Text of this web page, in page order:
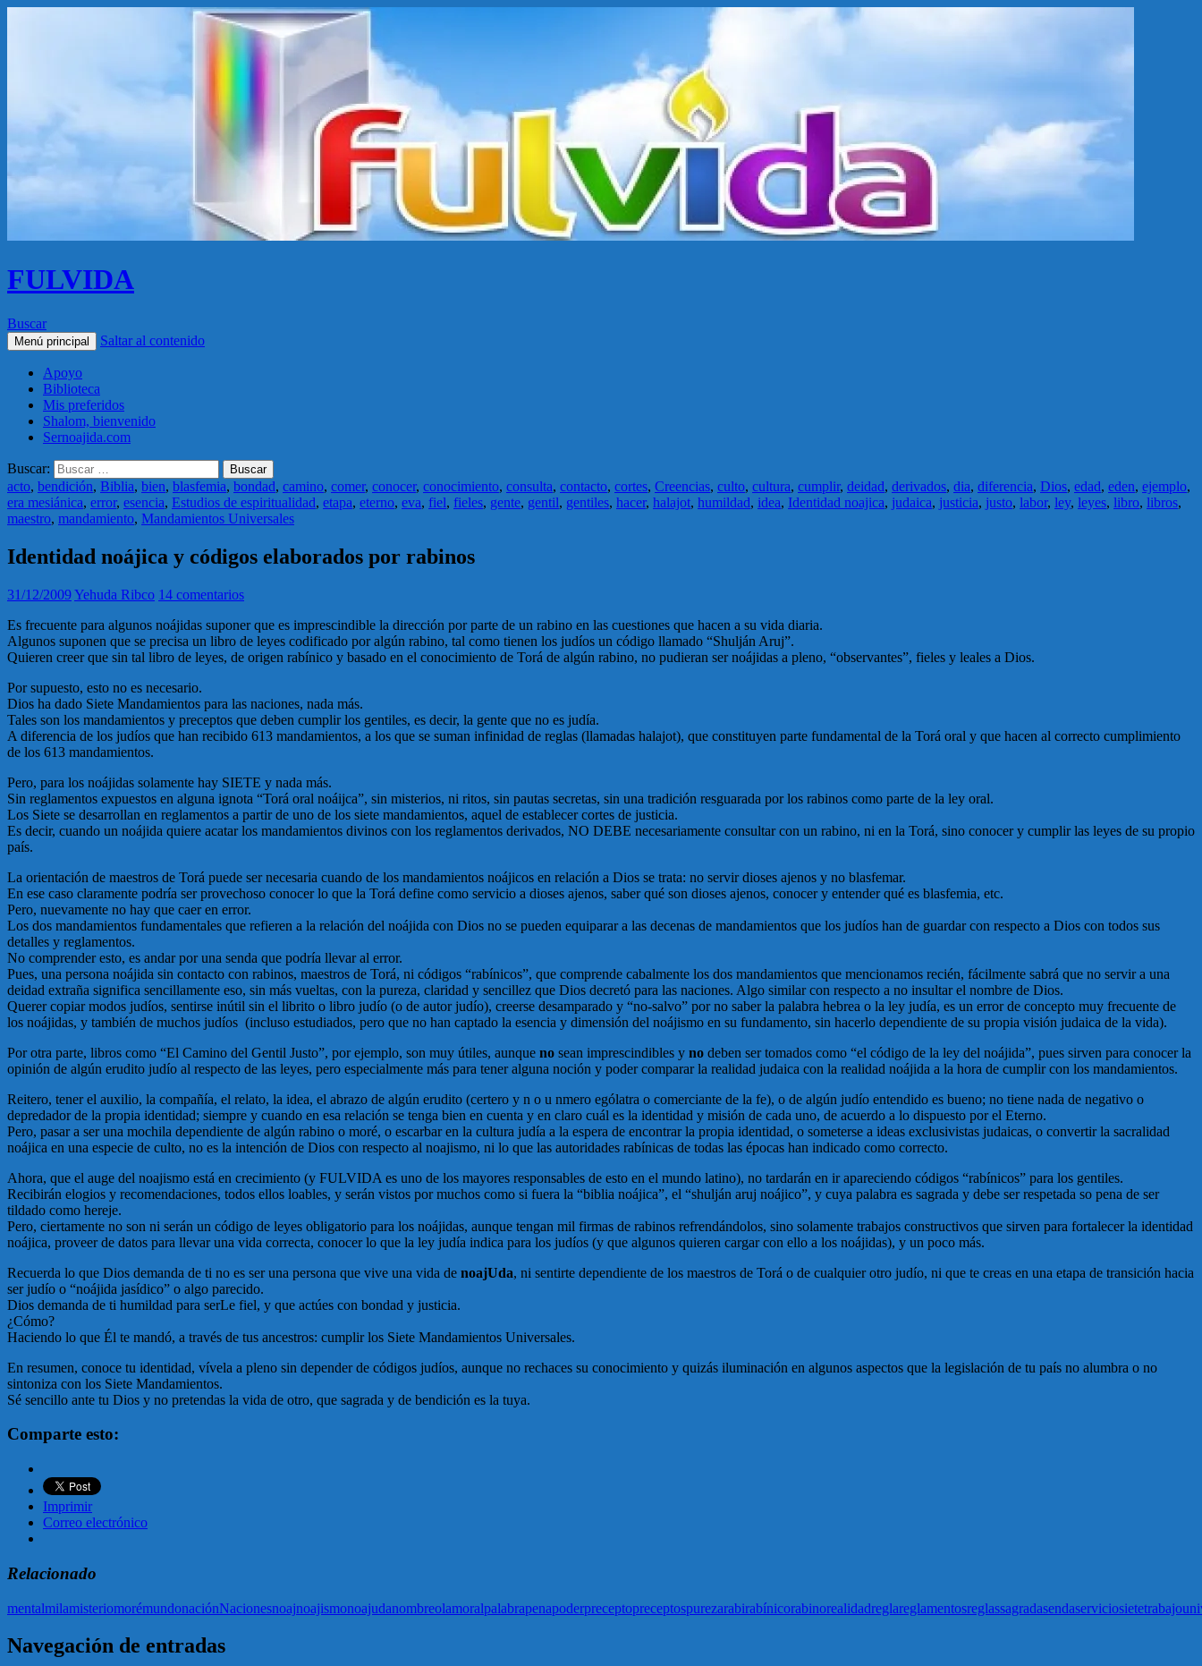
FULVIDA
Buscar
Menú principal Saltar al contenido
Apoyo
Biblioteca
Mis preferidos
Shalom, bienvenido
Sernoajida.com
Buscar:
acto, bendición, Biblia, bien, blasfemia, bondad, camino, comer, conocer, conocimiento, consulta, contacto, cortes, Creencias, culto, cultura, cumplir, deidad, derivados, dia, diferencia, Dios, edad, eden, ejemplo,
era mesiánica, error, esencia, Estudios de espiritualidad, etapa, eterno, eva, fiel, fieles, gente, gentil, gentiles, hacer, halajot, humildad, idea, Identidad noajica, judaica, justicia, justo, labor, ley, leyes, libro, libros,
maestro, mandamiento, Mandamientos Universales
Identidad noájica y códigos elaborados por rabinos
31/12/2009Yehuda Ribco 14 comentarios
Es frecuente para algunos noájidas suponer que es imprescindible la dirección por parte de un rabino en las cuestiones que hacen a su vida diaria.
Algunos suponen que se precisa un libro de leyes codificado por algún rabino, tal como tienen los judíos un código llamado “Shulján Aruj”.
Quieren creer que sin tal libro de leyes, de origen rabínico y basado en el conocimiento de Torá de algún rabino, no pudieran ser noájidas a pleno, “observantes”, fieles y leales a Dios.
Por supuesto, esto no es necesario.
Dios ha dado Siete Mandamientos para las naciones, nada más.
Tales son los mandamientos y preceptos que deben cumplir los gentiles, es decir, la gente que no es judía.
A diferencia de los judíos que han recibido 613 mandamientos, a los que se suman infinidad de reglas (llamadas halajot), que constituyen parte fundamental de la Torá oral y que hacen al correcto cumplimiento
de los 613 mandamientos.
Pero, para los noájidas solamente hay SIETE y nada más.
Sin reglamentos expuestos en alguna ignota “Torá oral noáijca”, sin misterios, ni ritos, sin pautas secretas, sin una tradición resguarada por los rabinos como parte de la ley oral.
Los Siete se desarrollan en reglamentos a partir de uno de los siete mandamientos, aquel de establecer cortes de justicia.
Es decir, cuando un noájida quiere acatar los mandamientos divinos con los reglamentos derivados, NO DEBE necesariamente consultar con un rabino, ni en la Torá, sino conocer y cumplir las leyes de su propio
país.
La orientación de maestros de Torá puede ser necesaria cuando de los mandamientos noájicos en relación a Dios se trata: no servir dioses ajenos y no blasfemar.
En ese caso claramente podría ser provechoso conocer lo que la Torá define como servicio a dioses ajenos, saber qué son dioses ajenos, conocer y entender qué es blasfemia, etc.
Pero, nuevamente no hay que caer en error.
Los dos mandamientos fundamentales que refieren a la relación del noájida con Dios no se pueden equiparar a las decenas de mandamientos que los judíos han de guardar con respecto a Dios con todos sus
detalles y reglamentos.
No comprender esto, es andar por una senda que podría llevar al error.
Pues, una persona noájida sin contacto con rabinos, maestros de Torá, ni códigos “rabínicos”, que comprende cabalmente los dos mandamientos que mencionamos recién, fácilmente sabrá que no servir a una
deidad extraña significa sencillamente eso, sin más vueltas, con la pureza, claridad y sencillez que Dios decretó para las naciones. Algo similar con respecto a no insultar el nombre de Dios.
Querer copiar modos judíos, sentirse inútil sin el librito o libro judío (o de autor judío), creerse desamparado y “no-salvo” por no saber la palabra hebrea o la ley judía, es un error de concepto muy frecuente de
los noájidas, y también de muchos judíos (incluso estudiados, pero que no han captado la esencia y dimensión del noájismo en su fundamento, sin hacerlo dependiente de su propia visión judaica de la vida).
Por otra parte, libros como “El Camino del Gentil Justo”, por ejemplo, son muy útiles, aunque no sean imprescindibles y no deben ser tomados como “el código de la ley del noájida”, pues sirven para conocer la
opinión de algún erudito judío al respecto de las leyes, pero especialmente más para tener alguna noción y poder comparar la realidad judaica con la realidad noájida a la hora de cumplir con los mandamientos.
Reitero, tener el auxilio, la compañía, el relato, la idea, el abrazo de algún erudito (certero y n o u nmero ególatra o comerciante de la fe), o de algún judío entendido es bueno; no tiene nada de negativo o
depredador de la propia identidad; siempre y cuando en esa relación se tenga bien en cuenta y en claro cuál es la identidad y misión de cada uno, de acuerdo a lo dispuesto por el Eterno.
Pero, pasar a ser una mochila dependiente de algún rabino o moré, o escarbar en la cultura judía a la espera de encontrar la propia identidad, o someterse a ideas exclusivistas judaicas, o convertir la sacralidad
noájica en una especie de culto, no es la intención de Dios con respecto al noajismo, ni lo que las autoridades rabínicas de todas las épocas han indicado como correcto.
Ahora, que el auge del noajismo está en crecimiento (y FULVIDA es uno de los mayores responsables de esto en el mundo latino), no tardarán en ir apareciendo códigos “rabínicos” para los gentiles.
Recibirán elogios y recomendaciones, todos ellos loables, y serán vistos por muchos como si fuera la “biblia noájica”, el “shulján aruj noájico”, y cuya palabra es sagrada y debe ser respetada so pena de ser
tildado como hereje.
Pero, ciertamente no son ni serán un código de leyes obligatorio para los noájidas, aunque tengan mil firmas de rabinos refrendándolos, sino solamente trabajos constructivos que sirven para fortalecer la identidad
noájica, proveer de datos para llevar una vida correcta, conocer lo que la ley judía indica para los judíos (y que algunos quieren cargar con ello a los noájidas), y un poco más.
Recuerda lo que Dios demanda de ti no es ser una persona que vive una vida de noajUda, ni sentirte dependiente de los maestros de Torá o de cualquier otro judío, ni que te creas en una etapa de transición hacia
ser judío o “noájida jasídico” o algo parecido.
Dios demanda de ti humildad para serLe fiel, y que actúes con bondad y justicia.
¿Cómo?
Haciendo lo que Él te mandó, a través de tus ancestros: cumplir los Siete Mandamientos Universales.
En resumen, conoce tu identidad, vívela a pleno sin depender de códigos judíos, aunque no rechaces su conocimiento y quizás iluminación en algunos aspectos que la legislación de tu país no alumbra o no
sintoniza con los Siete Mandamientos.
Sé sencillo ante tu Dios y no pretendas la vida de otro, que sagrada y de bendición es la tuya.
Comparte esto:
Imprimir
Correo electrónico
Relacionado
mentalmilamisteriomorémundonaciónNacionesnoajnoajismonoajudanombreolamoralpalabrapenapoderpreceptopreceptospurezarabirabínicorabinorealidadreglareglamentosreglassagradasendaserviciosietetrabajo
Navegación de entradas